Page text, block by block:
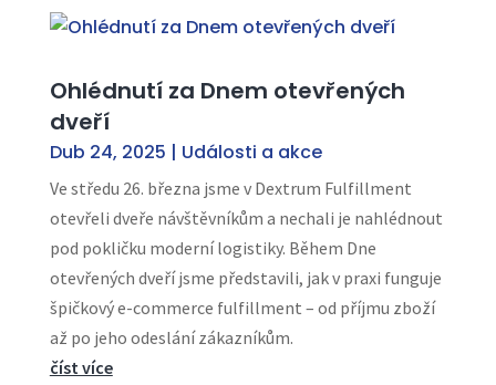
Ohlédnutí za Dnem otevřených
dveří
Dub 24, 2025 | Události a akce
Ve středu 26. března jsme v Dextrum Fulfillment
otevřeli dveře návštěvníkům a nechali je nahlédnout
pod pokličku moderní logistiky. Během Dne
otevřených dveří jsme představili, jak v praxi funguje
špičkový e-commerce fulfillment – od příjmu zboží
až po jeho odeslání zákazníkům.
číst více